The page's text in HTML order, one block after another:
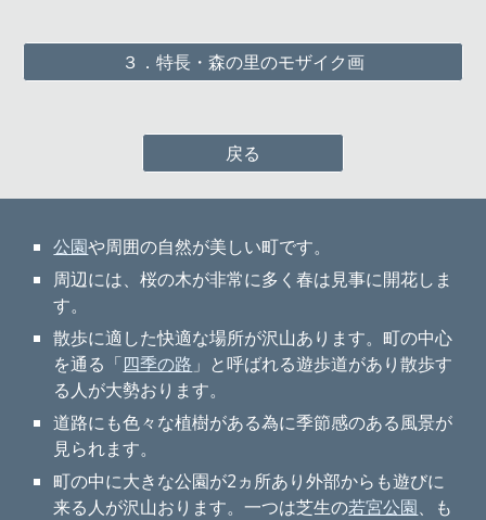
３．特長・森の里のモザイク画
戻る
公園や周囲の自然が美しい町です。
周辺には、桜の木が非常に多く春は見事に開花しま
す。
散歩に適した快適な場所が沢山あります。町の中心
を通る「四季の路 」と呼ばれる遊歩道があり散歩す
る人が大勢おります。
道路にも色々な植樹がある為に季節感のある風景が
見られます。
町の中に大きな公園が2ヵ所あり外部からも遊びに
来る人が沢山おります。一つは芝生の若宮公園、も